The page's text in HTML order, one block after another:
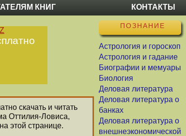
КНИГ КОНТАКТЫ
ПОЗНАНИЕ
Астрология и гороскоп
Астрология и гадание
Биографии и мемуары
Биология
Деловая литература
Деловая литература о
банках
Деловая литература о
внешнеэкономической
скачать и читать
Оттилия-Ловиса,
этой странице.